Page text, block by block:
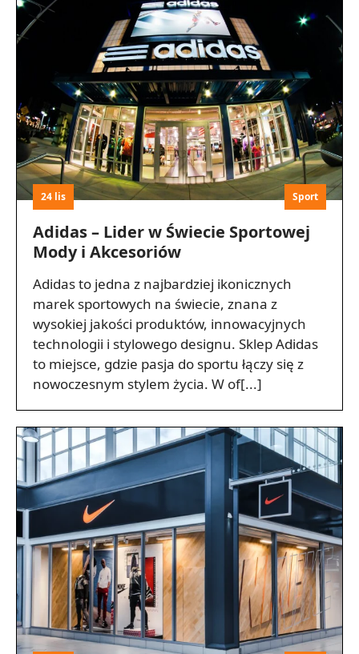
24 lis Sport
Adidas – Lider w Świecie Sportowej
Mody i Akcesoriów
Adidas to jedna z najbardziej ikonicznych
marek sportowych na świecie, znana z
wysokiej jakości produktów, innowacyjnych
technologii i stylowego designu. Sklep Adidas
to miejsce, gdzie pasja do sportu łączy się z
nowoczesnym stylem życia. W of[...]